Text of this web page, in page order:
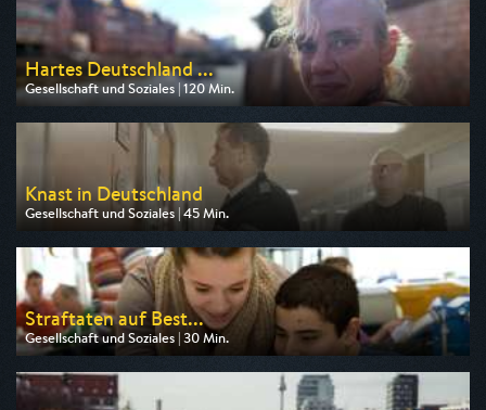
Hartes Deutschland ...
Gesellschaft und Soziales | 120 Min.
Ausgestrahlt von RTLZWEI
am 10.08.2026, 22:15
Knast in Deutschland
Gesellschaft und Soziales | 45 Min.
Ausgestrahlt von ZDF info
am 06.08.2026, 15:45
Straftaten auf Best...
Gesellschaft und Soziales | 30 Min.
Ausgestrahlt von ZDF info
am 06.08.2026, 19:45